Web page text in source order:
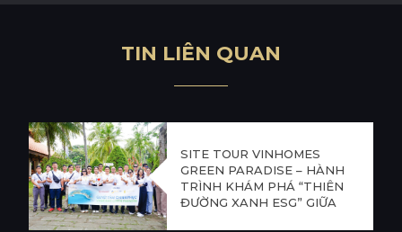
TIN LIÊN QUAN
SITE TOUR VINHOMES
GREEN PARADISE – HÀNH
TRÌNH KHÁM PHÁ “THIÊN
ĐƯỜNG XANH ESG” GIỮA